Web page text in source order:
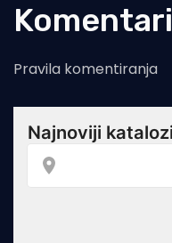
Komentari
Pravila komentiranja